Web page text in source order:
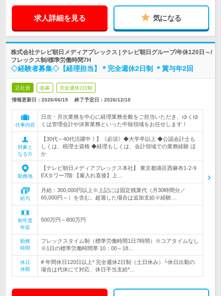
求人詳細を見る 気になる
株式会社テレビ朝日メディアプレックス | テレビ朝日グループ/年休120日～/
フレックス制/標準労働時間7H
◇経験者募集◇【経理担当】＊完全週休2日制 ＊賞与年2回
正社員 急募 完全週休2日制
情報更新日：2026/06/19 終了予定日： 2026/12/10
仕事内容
日次・月次業務を中心に経理業務全般をご担当いただき、ゆくゆ
くは管理会計や決算業務といった中核領域をお任せします！
対象と
なる方
【30代～40代活躍中！】《必須》◆大学卒以上 ◆公認会計士も
しくは、税理士資格 ◆経理もしくは、会計領域での業務経験 ほ
か
勤務地
【テレビ朝日メディアプレックス本社】 東京都港区西麻布1-2-9
EXタワー7階 【雇入れ直後】上…
給与
月給：300,000円以上※上記には固定残業代（月30時間分／
65,000円～）を含む。超過した場合は追加支給※経験…
初年度
年収
500万円～800万円
勤務
時間
フレックスタイム制（標準労働時間1日7時間）※コアタイムなし
※1日の標準労働時間帯 10：00～18…
休日
休暇
# 年間休日120日以上* 完全週休2日制（土日休み）└休日出勤の
場合は代休にて対応、休日手当支給*…